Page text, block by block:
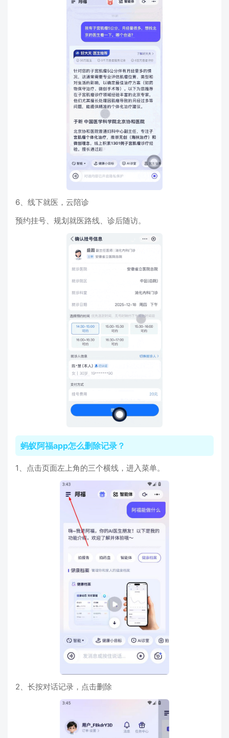
6、线下就医，云陪诊
预约挂号、规划就医路线、诊后随访。
蚂蚁阿福app怎么删除记录？
1、点击页面左上角的三个横线，进入菜单。
2、长按对话记录，点击删除